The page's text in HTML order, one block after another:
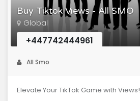
Buy Tiktok Views - All SMO
Global
+447742444961
All Smo
Elevate Your TikTok Game with Views!